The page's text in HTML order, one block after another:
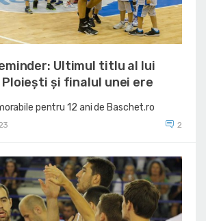
Ultimul titlu al lui
Ploiești și finalul unei ere
pentru 12 ani de Baschet.ro
2